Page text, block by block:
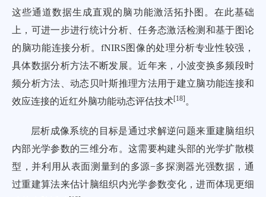
这些通道数据生成直观的脑功能激活拓扑图。在此基础
上，可进一步进行统计分析、任务态激活检测和基于图论
的脑功能连接分析。fNIRS图像的处理分析专业性较强，
具体数据分析方法不断发展。近年来，小波变换多频段时
频分析方法、动态贝叶斯推理方法用于建立脑功能连接和
效应连接的近红外脑功能动态评估技术[18] 。
层析成像系统的目标是通过求解逆问题来重建脑组织
内部光学参数的三维分布。这需要构建头部的光学扩散模
型，并利用从表面测量到的多源−多探测器光强数据，通
过重建算法来估计脑组织内光学参数变化，进而体现更细